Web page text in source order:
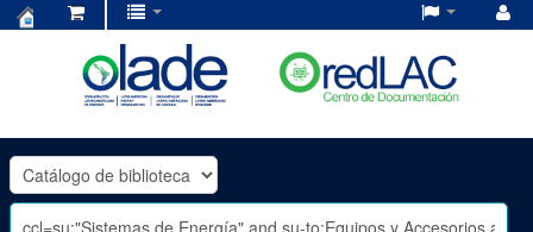
OLADE
-